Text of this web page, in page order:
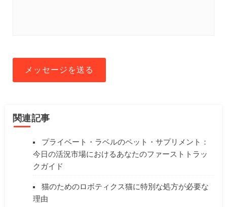
メッセージを送る
関連記事
プライベート・ラベルのペット・サプリメント：
今日の活況市場におけるあなたのファーストトラッ
クガイド
猫のためのロボティクス猫に特別な処方が必要な
理由